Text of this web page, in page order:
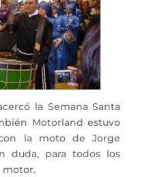
la Semana Santa
Motorland estuvo
la moto de Jorge
duda, para todos los
motor.